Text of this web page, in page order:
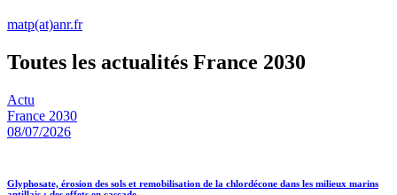
matp(at)anr.fr
Toutes les actualités France 2030
Actu
France 2030
08/07/2026
Glyphosate, érosion des sols et remobilisation de la chlordécone dans les milieux marins